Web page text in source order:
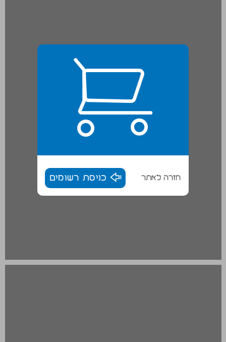
חזרה לאתר כניסת רשומים